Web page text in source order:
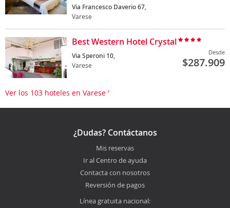
Via Francesco Daverio 67,
Varese
Best Western Hotel Crystal
Via Speroni 10,
Varese
Desde
$287.909
Ver los 103 hoteles en Varese
¿Dudas? Contáctanos
Mis reservas
Ir al Centro de ayuda
Contacta con nosotros
Reversión de pagos
Línea gratuita nacional: